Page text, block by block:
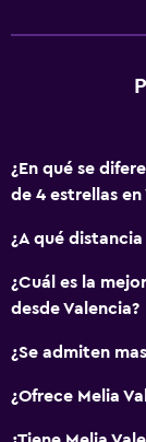
Ropa de cama
Papeleras
Acondicionador
Secador de pelo
Baño privado
¿En qué se
de 4 estrellas en
¿A qué
¿Cuál es la
desde Valencia?
¿Se admiten
¿Ofrece Melia